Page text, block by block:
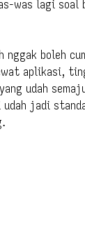
was lagi soal
boleh
aplikasi,
udah
jadi